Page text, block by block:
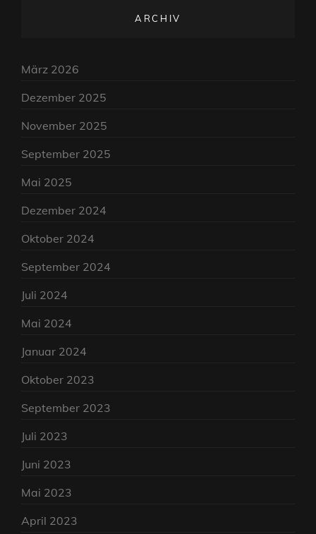
ARCHIV
März 2026
Dezember 2025
November 2025
September 2025
Mai 2025
Dezember 2024
Oktober 2024
September 2024
Juli 2024
Mai 2024
Januar 2024
Oktober 2023
September 2023
Juli 2023
Juni 2023
Mai 2023
April 2023